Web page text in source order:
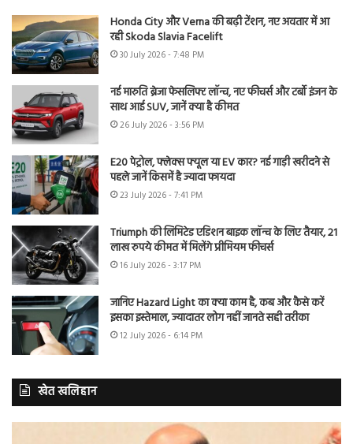
Honda City और Verna की बढ़ी टेंशन, नए अवतार में आ
रही Skoda Slavia Facelift
30 July 2026 - 7:48 PM
नई मारुति ब्रेजा फेसलिफ्ट लॉन्च, नए फीचर्स और टर्बो इंजन के
साथ आई SUV, जानें क्या है कीमत
26 July 2026 - 3:56 PM
E20 पेट्रोल, फ्लेक्स फ्यूल या EV कार? नई गाड़ी खरीदने से
पहले जानें किसमें है ज्यादा फायदा
23 July 2026 - 7:41 PM
Triumph की लिमिटेड एडिशन बाइक लॉन्च के लिए तैयार, 21
लाख रुपये कीमत में मिलेंगे प्रीमियम फीचर्स
16 July 2026 - 3:17 PM
जानिए Hazard Light का क्या काम है, कब और कैसे करें
इसका इस्तेमाल, ज्यादातर लोग नहीं जानते सही तरीका
12 July 2026 - 6:14 PM
खेत खलिहान